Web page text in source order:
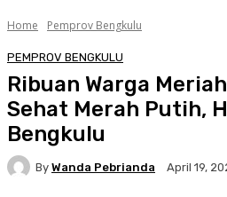
Home Pemprov Bengkulu
PEMPROV BENGKULU
Ribuan Warga
Sehat Merah Putih,
Bengkulu
By Wanda Pebrianda April 19,